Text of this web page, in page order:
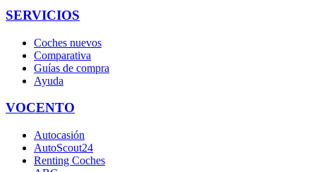
SERVICIOS
Coches nuevos
Comparativa
Guías de compra
Ayuda
VOCENTO
Autocasión
AutoScout24
Renting Coches